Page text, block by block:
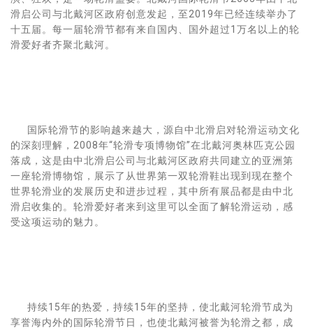
滑启公司与北戴河区政府创意发起，至2019年已经连续举办了
十五届。每一届轮滑节都有来自国内、国外超过1万名以上的轮
滑爱好者齐聚北戴河。
国际轮滑节的影响越来越大，源自中北滑启对轮滑运动文化
的深刻理解，2008年“轮滑专项博物馆”在北戴河奥林匹克公园
落成，这是由中北滑启公司与北戴河区政府共同建立的亚洲第
一座轮滑博物馆，展示了从世界第一双轮滑鞋出现到现在整个
世界轮滑业的发展历史和进步过程，其中所有展品都是由中北
滑启收集的。轮滑爱好者来到这里可以全面了解轮滑运动，感
受这项运动的魅力。
持续15年的热爱，持续15年的坚持，使北戴河轮滑节成为
享誉海内外的国际轮滑节日，也使北戴河被誉为轮滑之都，成